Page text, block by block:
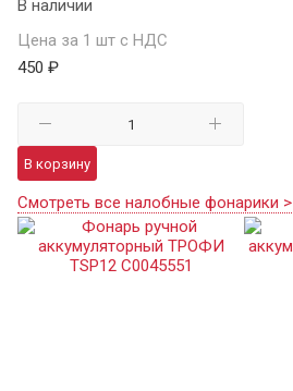
В наличии
Цена за 1 шт с НДС
450 ₽
В корзину
Смотреть все налобные фонарики >